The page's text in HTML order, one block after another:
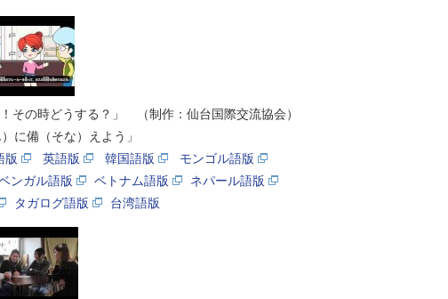
の時どうする？」 （制作：仙台国際交流協会）
備（そな）えよう」
版 英語版 韓国語版
モンゴル語版
ンガル語版 ベトナム語版
ネパール語版
タガログ語版 台湾語版